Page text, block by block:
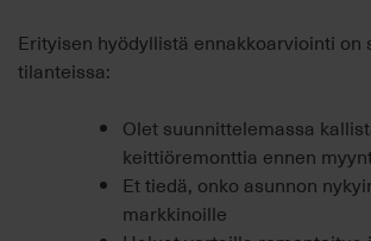
Erityisen hyödyllistä ennakkoarviointi on
tilanteissa:
Olet suunnittelemassa
keittiöremonttia ennen
Et tiedä, onko asunnon
markkinoille